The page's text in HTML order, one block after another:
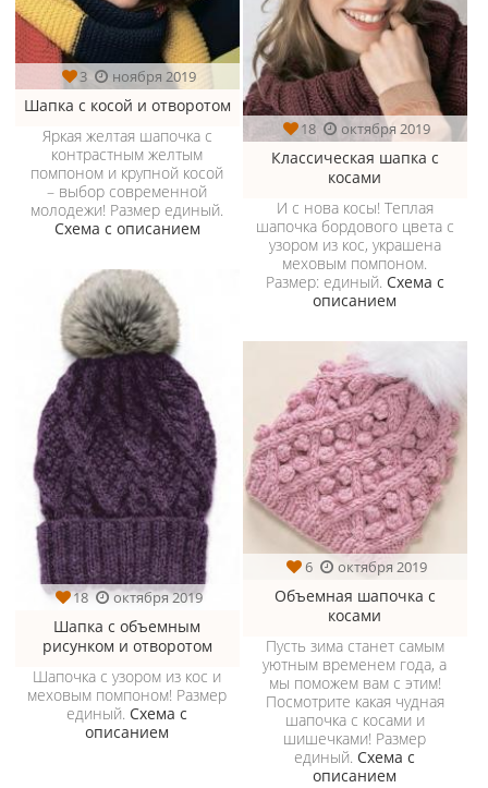
3 ноября 2019
Шапка с косой и отворотом
Яркая желтая шапочка с
контрастным желтым
помпоном и крупной косой
– выбор современной
молодежи! Размер единый.
Схема с описанием
18 октября 2019
Классическая шапка с
косами
И с нова косы! Теплая
шапочка бордового цвета с
узором из кос, украшена
меховым помпоном.
Размер: единый. Схема с
описанием
18 октября 2019
Шапка с объемным
рисунком и отворотом
Шапочка с узором из кос и
меховым помпоном! Размер
единый. Схема с
описанием
6 октября 2019
Объемная шапочка с
косами
Пусть зима станет самым
уютным временем года, а
мы поможем вам с этим!
Посмотрите какая чудная
шапочка с косами и
шишечками! Размер
единый. Схема с
описанием